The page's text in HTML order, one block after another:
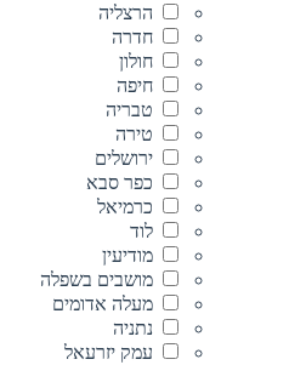
הרצליה
חדרה
חולון
חיפה
טבריה
טירה
ירושלים
כפר סבא
כרמיאל
לוד
מודיעין
מושבים בשפלה
מעלה אדומים
נתניה
עמק יזרעאל